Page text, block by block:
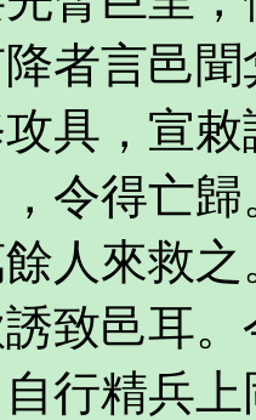
者言邑
具，宣
令得亡
人來救
致邑耳
行精兵